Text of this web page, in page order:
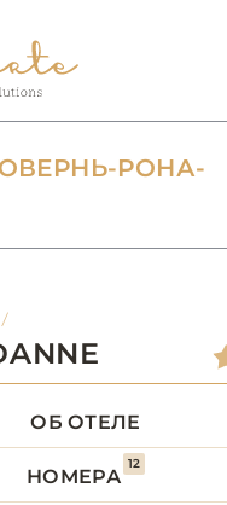
РОНА-
(НОВАЯ
/
ОБ ОТЕЛЕ
НОМЕРА
12